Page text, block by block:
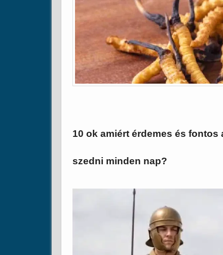
10 ok amiért érdemes és
szedni minden nap?